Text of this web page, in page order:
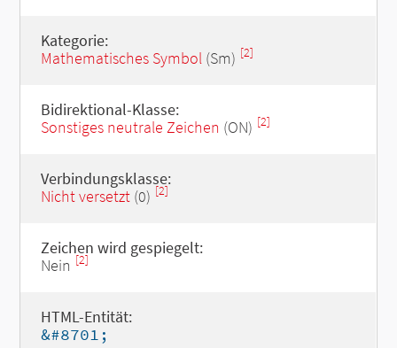
Kategorie:
Mathematisches Symbol(Sm) [2]
Bidirektional-Klasse:
Sonstiges neutrale Zeichen (ON) [2]
Verbindungsklasse:
Nicht versetzt(0) [2]
Zeichen wird gespiegelt:
Nein [2]
HTML-Entität:
&#8701;